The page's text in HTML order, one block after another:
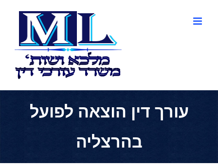
עורך דין הוצאה לפועל
בהרצליה